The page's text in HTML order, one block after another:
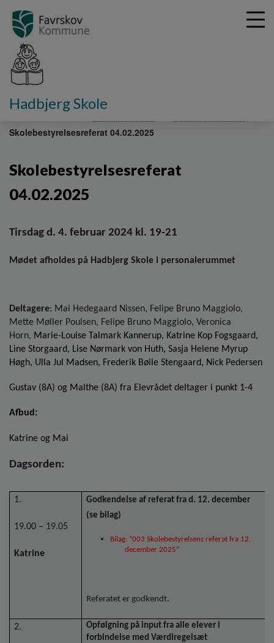
Hadbjerg Skole
Fakta om skolen
Skolebestyrelsesreferat 04.02.2025
Skolebestyrelsesreferat
04.02.2025
Tirsdag d. 4. februar 2024 kl. 19-21
Mødet afholdes på Hadbjerg Skole i personalerummet
Deltagere: Mai Hedegaard Nissen, Felipe Bruno Maggiolo,
Mette Møller Poulsen, Felipe Bruno Maggiolo, Veronica
Horn, Marie-Louise Talmark Kannerup, Katrine Kop Fogsgaard,
Line Storgaard, Lise Nørmark von Huth, Sasja Helene Myrup
Høgh, Ulla Jul Madsen, Frederik Bøile Stengaard, Nick Pedersen
Gustav (8A) og Malthe (8A) fra Elevrådet deltager i punkt 1-4
Afbud:
Katrine og Mai
Dagsorden:
1.
19.00 – 19.05
Katrine
Godkendelse af referat fra d. 12. december
(se bilag)
Bilag: ”003 Skolebestyrelsens referat fra 12.
december 2025”
Referatet er godkendt.
2.
Opfølgning på input fra alle elever i
forbindelse med Værdiregelsæt